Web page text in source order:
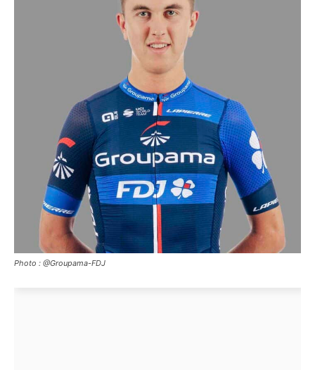
Photo : @Groupama-FDJ